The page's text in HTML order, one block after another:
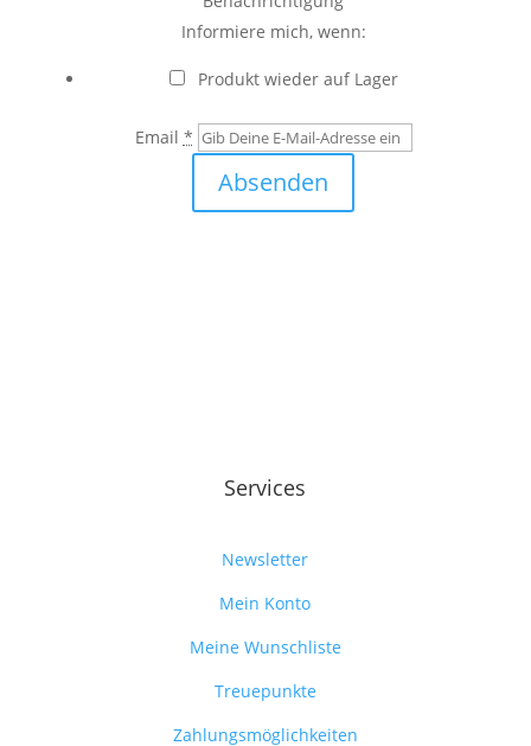
Informiere mich, wenn:
Produkt wieder auf Lager
Email *
Absenden
Services
Newsletter
Mein Konto
Meine Wunschliste
Treuepunkte
Zahlungsmöglichkeiten